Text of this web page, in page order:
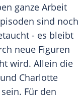
ganze Arbeit
sind noch
- es bleibt
neue Figuren
wird. Allein die
und Charlotte
Für den